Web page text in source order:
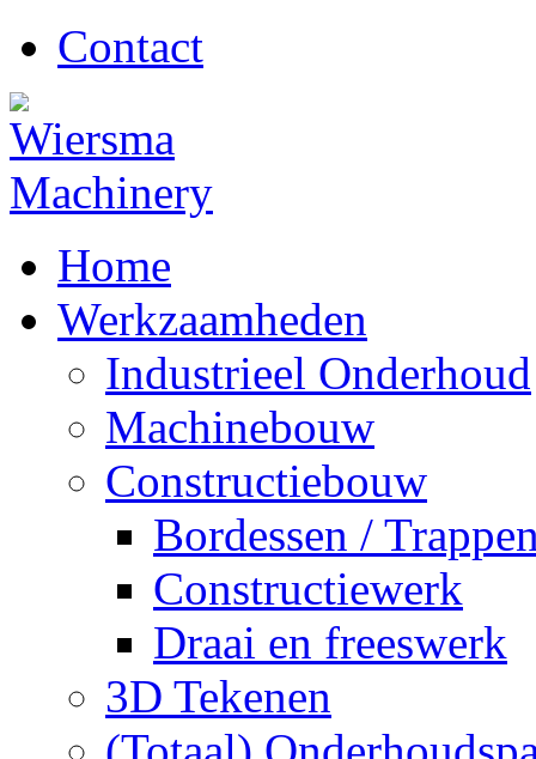
Contact
Home
Werkzaamheden
Industrieel Onderhoud
Machinebouw
Constructiebouw
Bordessen /
Constructiewerk
Draai en freeswerk
3D Tekenen